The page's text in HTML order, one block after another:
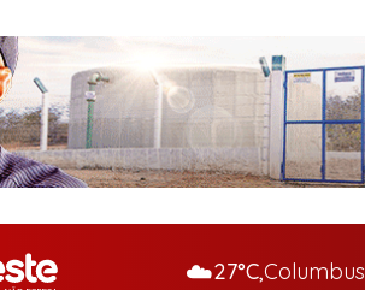
☁️27°C,Columbus